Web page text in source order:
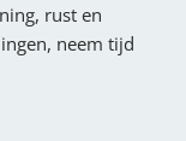
rust en
neem tijd